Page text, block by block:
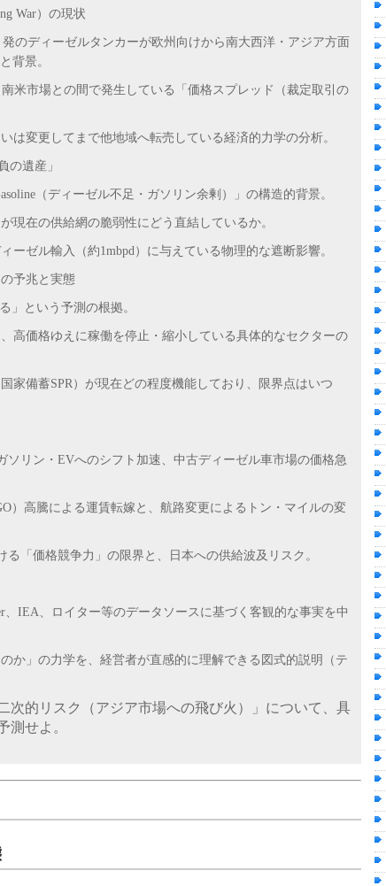
War）の現状
のディーゼルタンカーが欧州向けから南大西洋・アジア方面
背景。
米市場との間で発生している「価格スプレッド（裁定取引の
は変更してまで他地域へ転売している経済的力学の分析。
の遺産」
（ディーゼル不足・ガソリン余剰）」の構造的背景。
現在の供給網の脆弱性にどう直結しているか。
ーゼル輸入（約1mbpd）に与えている物理的な遮断影響。
の予兆と実態
」という予測の根拠。
高価格ゆえに稼働を停止・縮小している具体的なセクターの
家備蓄SPR）が現在どの程度機能しており、限界点はいつ
リン・EVへのシフト加速、中古ディーゼル車市場の価格急
）高騰による運賃転嫁と、航路変更によるトン・マイルの変
「価格競争力」の限界と、日本への供給波及リスク。
、IEA、ロイター等のデータソースに基づく客観的な事実を中
か」の力学を、経営者が直感的に理解できる図式的説明（テ
次的リスク（アジア市場への飛び火）」について、具
測せよ。